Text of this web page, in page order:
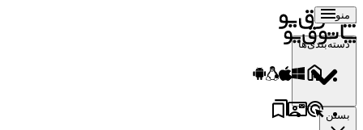
منو
دسته‌بندی‌ها
بستن